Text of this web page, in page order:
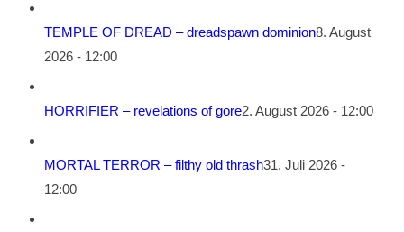
TEMPLE OF DREAD – dreadspawn dominion8. August
2026 - 12:00
HORRIFIER – revelations of gore2. August 2026 - 12:00
MORTAL TERROR – filthy old thrash31. Juli 2026 -
12:00